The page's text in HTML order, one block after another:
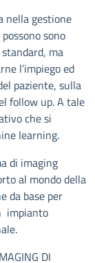
nella gestione
sono
ma
l’impiego ed
paziente, sulla
follow up. A tale
che si
learning.
di imaging
al mondo della
da base per
impianto
DI